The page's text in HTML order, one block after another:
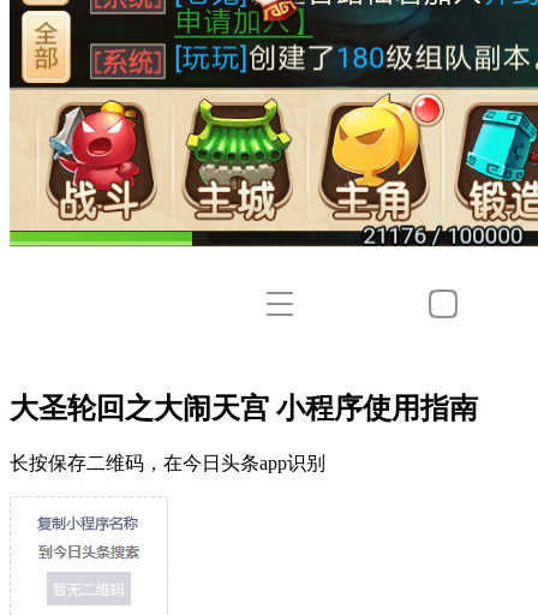
大圣轮回之大闹天宫 小程序使用指南
长按保存二维码，在今日头条app识别